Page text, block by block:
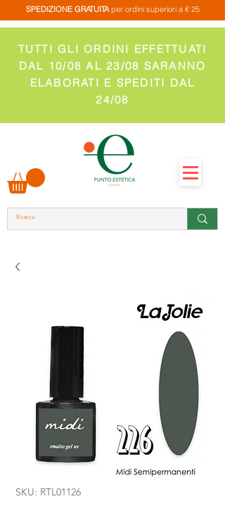
SPEDIZIONE GRATUITAper ordini superiori a € 25
TUTTI GLI ORDINI EFFETTUATI
DAL 10/08 AL 23/08 SARANNO
ELABORATI E SPEDITI DAL
24/08
SKU: RTL01126